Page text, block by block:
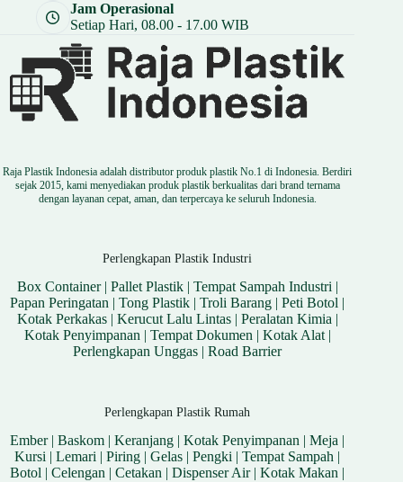
Jam Operasional
Setiap Hari, 08.00 - 17.00 WIB
Raja Plastik Indonesia adalah distributor produk plastik No.1 di Indonesia. Berdiri
sejak 2015, kami menyediakan produk plastik berkualitas dari brand ternama
dengan layanan cepat, aman, dan terpercaya ke seluruh Indonesia.
Perlengkapan Plastik Industri
Box Container| Pallet Plastik| Tempat Sampah Industri |
Papan Peringatan |Tong Plastik |Troli Barang |Peti Botol |
Kotak Perkakas| Kerucut Lalu Lintas| Peralatan Kimia |
Kotak Penyimpanan | Tempat Dokumen | Kotak Alat|
Perlengkapan Unggas |Road Barrier
Perlengkapan Plastik Rumah
Ember|Baskom |Keranjang |Kotak Penyimpanan |Meja |
Kursi |Lemari |Piring |Gelas |Pengki |Tempat Sampah |
Botol |Celengan |Cetakan |Dispenser Air|Kotak Makan |